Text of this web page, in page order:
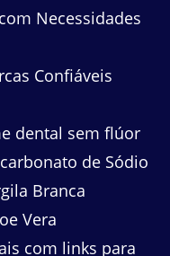
Necessidades
Confiáveis
dental sem flúor
de Sódio
Branca
Vera
com links para